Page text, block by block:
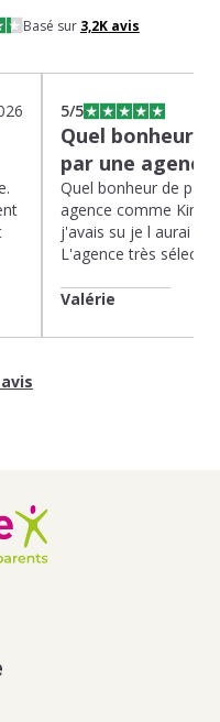
Basé sur 3,2Kavis
5/5
Quel bonheur
par une
Quel bonheur de
agence comme
j'avais su je l aurai
L'agence très
Valérie